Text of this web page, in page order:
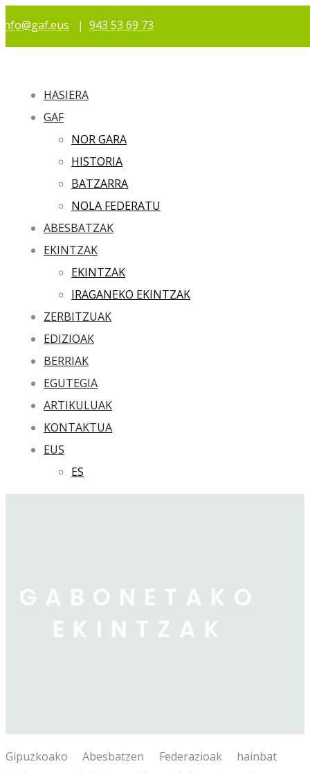
info@gaf.eus | 943 53 69 73
HASIERA
GAF
NOR GARA
HISTORIA
BATZARRA
NOLA FEDERATU
ABESBATZAK
EKINTZAK
EKINTZAK
IRAGANEKO EKINTZAK
ZERBITZUAK
EDIZIOAK
BERRIAK
EGUTEGIA
ARTIKULUAK
KONTAKTUA
EUS
ES
GABONETAKO
EKINTZAK
Gipuzkoako Abesbatzen Federazioak hainbat